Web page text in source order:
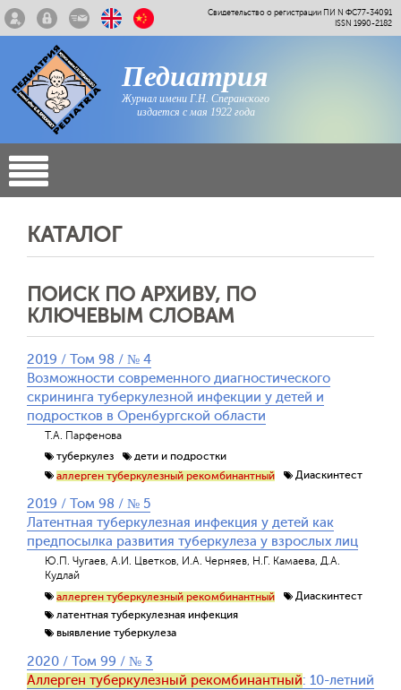
Свидетельство о регистрации ПИ N ФС77-34091
ISSN 1990-2182
Педиатрия
Журнал имени Г.Н. Сперанского
издается с мая 1922 года
КАТАЛОГ
ПОИСК ПО АРХИВУ, ПО
КЛЮЧЕВЫМ СЛОВАМ
2019 / Том 98 / № 4
Возможности современного диагностического
скрининга туберкулезной инфекции у детей и
подростков в Оренбургской области
Т.А. Парфенова
туберкулез
дети и подростки
аллерген туберкулезный рекомбинантный
Диаскинтест
2019 / Том 98 / № 5
Латентная туберкулезная инфекция у детей как
предпосылка развития туберкулеза у взрослых лиц
Ю.П. Чугаев, А.И. Цветков, И.А. Черняев, Н.Г. Камаева, Д.А.
Кудлай
аллерген туберкулезный рекомбинантный
Диаскинтест
латентная туберкулезная инфекция
выявление туберкулеза
2020 / Том 99 / № 3
Аллерген туберкулезный рекомбинантный: 10-летний